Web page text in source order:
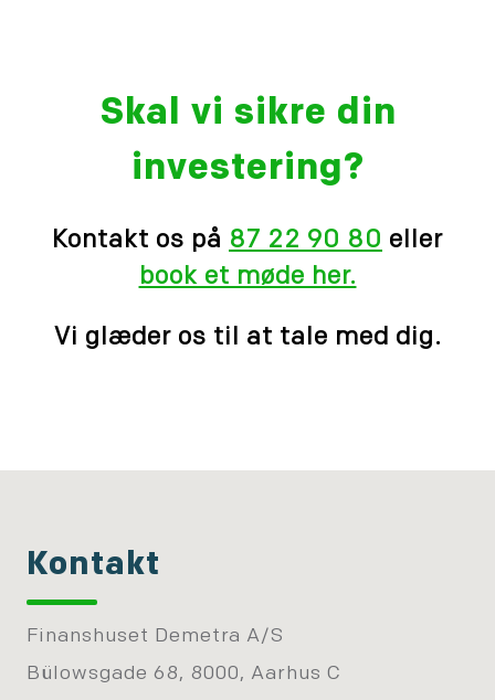
Skal vi sikre din
investering?
Kontakt os på 87 22 90 80 eller
book et møde her.
Vi glæder os til at tale med dig.
Kontakt
Finanshuset Demetra A/S
Bülowsgade 68, 8000, Aarhus C